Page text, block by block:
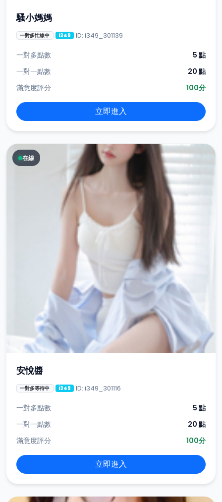
騷小媽媽
一對多忙線中 i349 ID: i349_301139
一對多點數
5 點
一對一點數
20 點
滿意度評分
100分
立即進入
在線
安悅醬
一對多等待中 i349 ID: i349_301116
一對多點數
5 點
一對一點數
20 點
滿意度評分
100分
立即進入